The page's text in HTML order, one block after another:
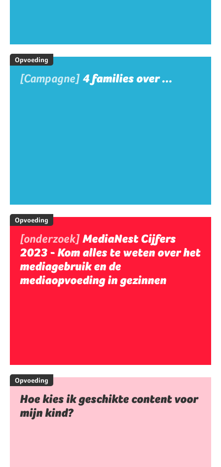
Opvoeding
[Campagne] 4 families over ...
Opvoeding
[onderzoek]MediaNest Cijfers
2023 - Kom alles te weten over het
mediagebruik en de
mediaopvoeding in gezinnen
Opvoeding
Hoe kies ik geschikte content voor
mijn kind?